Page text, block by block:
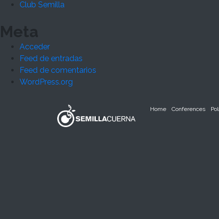
Club Semilla
Meta
Acceder
Feed de entradas
Feed de comentarios
WordPress.org
Home Conferences